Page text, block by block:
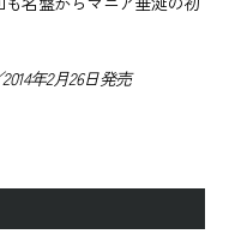
年2月26日発売